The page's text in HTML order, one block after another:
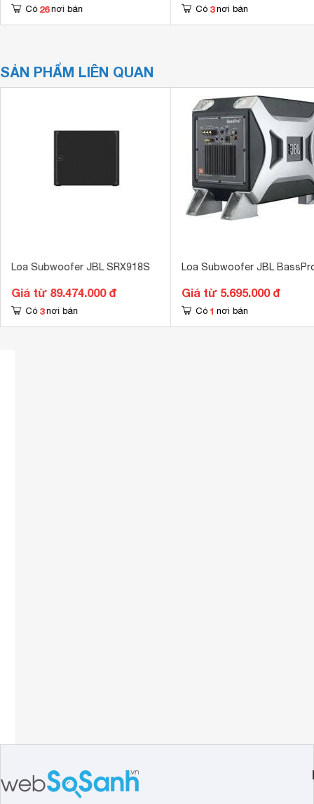
Có 26 nơi bán Có 3 nơi bán
SẢN PHẨM LIÊN QUAN
Loa Subwoofer JBL SRX918S
Giá từ 89.474.000 đ
Có 3 nơi bán
Loa Subwoofer JBL
Giá từ 5.695.000 đ
Có 1 nơi bán